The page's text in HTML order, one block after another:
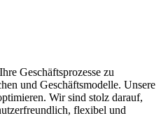
Geschäftsprozesse zu
und Geschäftsmodelle. Unsere
Wir sind stolz darauf,
flexibel und